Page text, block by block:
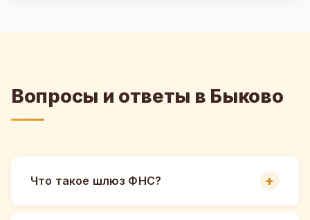
Вопросы и ответы в Быково
Что такое шлюз ФНС?